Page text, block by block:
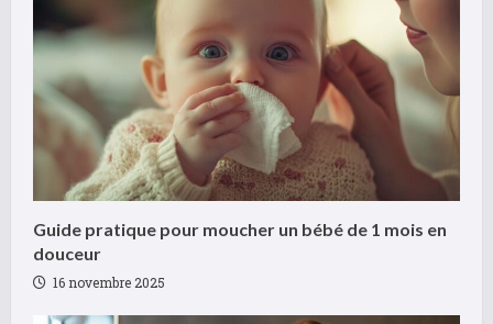
i
n
g
Guide pratique pour moucher un bébé de 1 mois en
douceur
16 novembre 2025